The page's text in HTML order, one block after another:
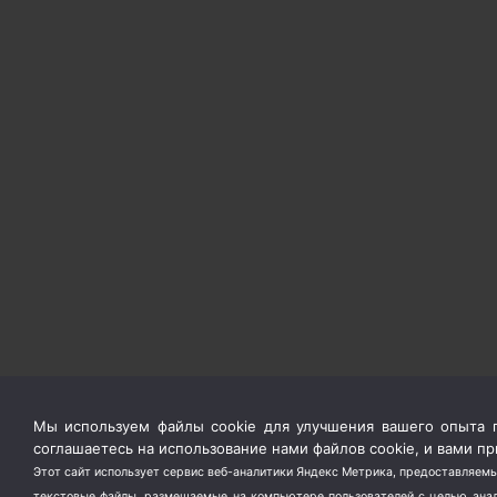
Мы используем файлы cookie для улучшения вашего опыта
соглашаетесь на использование нами файлов cookie, и вами
Этот сайт использует сервис веб-аналитики Яндекс Метрика,